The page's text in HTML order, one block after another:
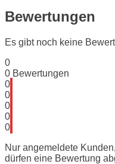
Bewertungen
Es gibt noch keine
0
0 Bewertungen
0
0
0
0
0
Nur angemeldete
dürfen eine Bewertung